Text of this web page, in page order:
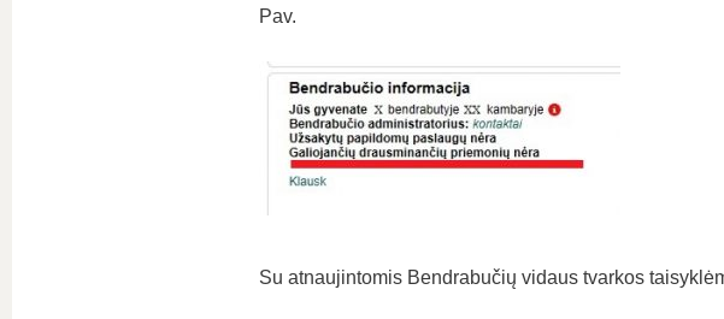
Pav.
Su atnaujintomis Bendrabučių vidaus tvarkos